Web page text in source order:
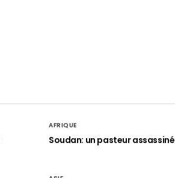
AFRIQUE
Soudan: un pasteur assassiné